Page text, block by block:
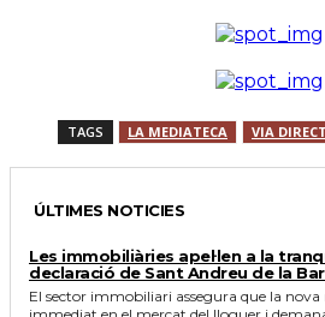
TAGS LA MEDIATECA VIA
ÚLTIMES NOTICIES
Les immobiliàries apel·len a la
declaració de Sant Andreu de la
El sector immobiliari assegura que la